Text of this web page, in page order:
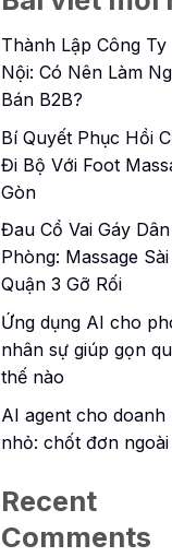
Thành Lập Công Ty
Nội: Có Nên Làm
Bán B2B?
Bí Quyết Phục Hồi
Đi Bộ Với Foot
Gòn
Đau Cổ Vai Gáy
Phòng: Massage
Quận 3 Gỡ Rối
Ứng dụng AI cho
nhân sự giúp gọn
thế nào
AI agent cho doanh
nhỏ: chốt đơn ngoài
Recent
Comments